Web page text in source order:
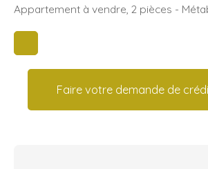
Appartement à vendre, 2 pièces -
Faire votre demande de